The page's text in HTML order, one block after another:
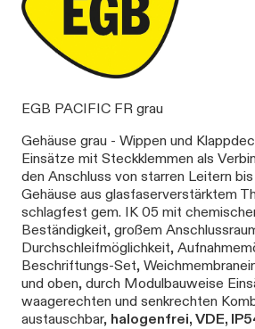
EGB PACIFIC FR grau
Gehäuse grau - Wippen und
Einsätze mit Steckklemmen als
den Anschluss von starren Leitern
Gehäuse aus glasfaserverstärktem
schlagfest gem. IK 05 mit
Beständigkeit, großem
Durchschleifmöglichkeit,
Beschriftungs-Set,
und oben, durch Modulbauweise
waagerechten und senkrechten
austauschbar, halogenfrei, VDE,